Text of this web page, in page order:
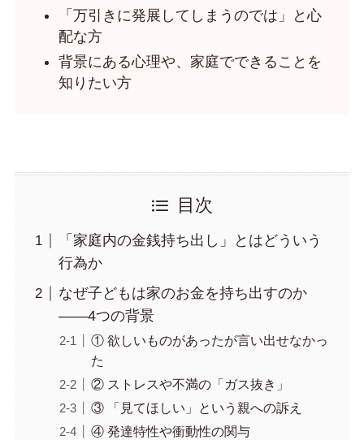
「万引きに発展してしまうのでは」と心
配な方
背景にある心理や、家庭でできることを
知りたい方
目次
「家庭内の金銭持ち出し」とはどういう
行為か
なぜ子どもは家のお金を持ち出すのか
——4つの背景
① 欲しいものがあったが言い出せなかっ
た
② ストレスや不満の「ガス抜き」
③ 「見てほしい」という親への訴え
④ 発達特性や衝動性の関与